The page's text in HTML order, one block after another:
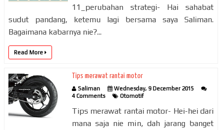
11_perubahan strategi- Hai sahabat
sudut pandang, ketemu lagi bersama saya Saliman.
Bagaimana kabarnya nie?...
Read More
Tips merawat rantai motor
Saliman
Wednesday, 9 December 2015
4 Comments
Otomotif
Tips merawat rantai motor- Hei-hei dari
mana saja nie min, dah jarang banget